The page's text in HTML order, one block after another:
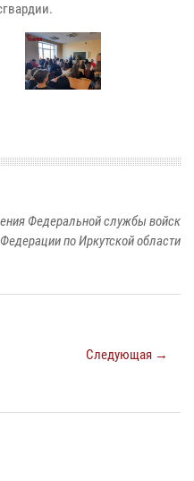
Федеральной службы войск
по Иркутской области
Следующая →